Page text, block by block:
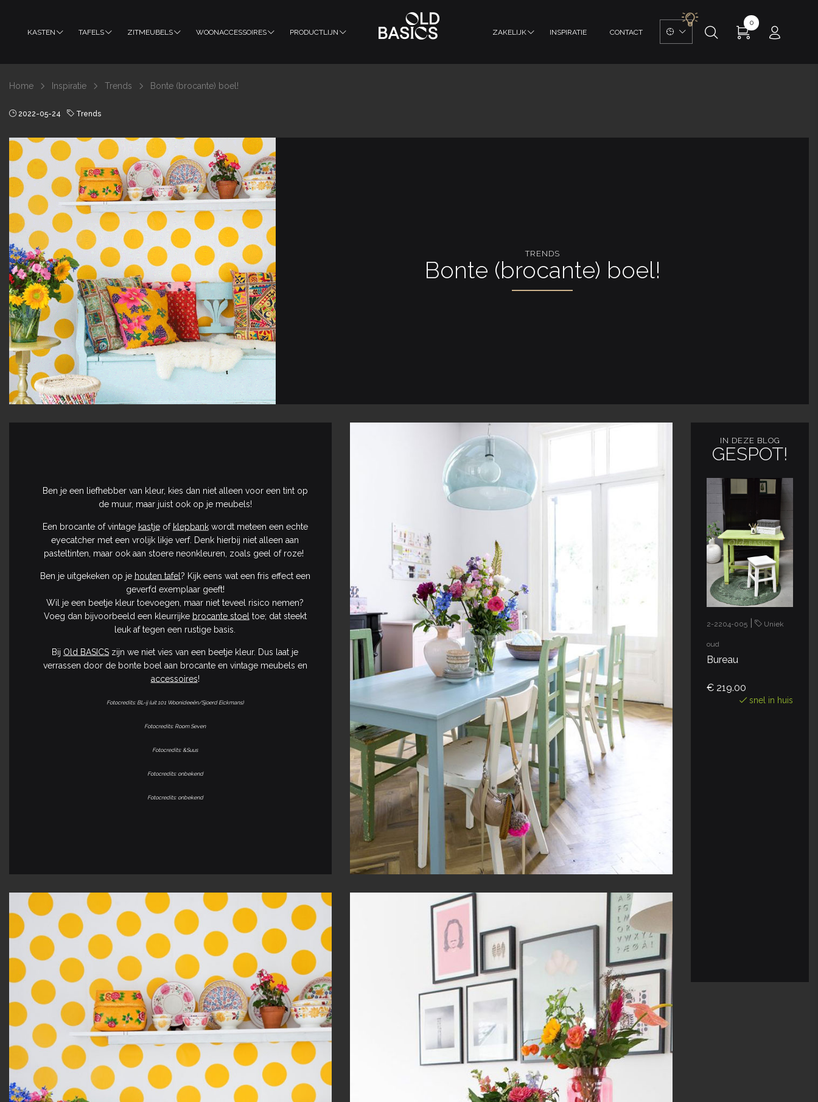
KASTEN TAFELS ZITMEUBELS WOONACCESSOIRES PRODUCTLIJN ZAKELIJK INSPIRATIE CONTACT
0
Home Inspiratie Trends Bonte (brocante) boel!
2022-05-24 Trends
TRENDS
Bonte (brocante) boel!
Ben je een liefhebber van kleur, kies dan niet alleen voor een tint op
de muur, maar juist ook op je meubels!
Een brocante of vintage kastjeof klepbankwordt meteen een echte
eyecatcher met een vrolijk likje verf. Denk hierbij niet alleen aan
pasteltinten, maar ook aan stoere neonkleuren, zoals geel of roze!
Ben je uitgekeken op je houten tafel? Kijk eens wat een fris effect een
geverfd exemplaar geeft!
Wil je een beetje kleur toevoegen, maar niet teveel risico nemen?
Voeg dan bijvoorbeeld een kleurrijke brocante stoel toe; dat steekt
leuk af tegen een rustige basis.
Bij Old BASICS zijn we niet vies van een beetje kleur. Dus laat je
verrassen door de bonte boel aan brocante en vintage meubels en
accessoires!
Fotocredits: BL-ij (uit 101 Woonideeën/Sjoerd Eickmans)
Fotocredits: Room Seven
Fotocredits: &Suus
Fotocredits: onbekend
Fotocredits: onbekend
IN DEZE BLOG
GESPOT!
2-2204-005 Uniek
oud
Bureau
€ 219.00
snel in huis